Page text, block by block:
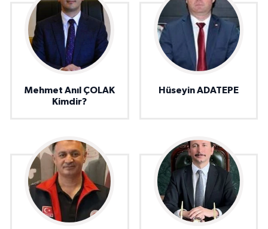
Mehmet Anıl ÇOLAK
Kimdir?
Hüseyin ADATEPE